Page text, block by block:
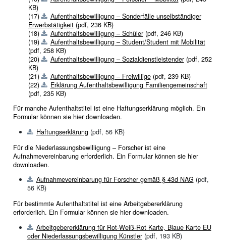
KB)
(17)
Aufenthaltsbewilligung – Sonderfälle unselbständiger
Erwerbstätigkeit(pdf, 236 KB)
(18)
Aufenthaltsbewilligung – Schüler(pdf, 246 KB)
(19)
Aufenthaltsbewilligung – Student/Student mit Mobilität
(pdf, 258 KB)
(20)
Aufenthaltsbewilligung – Sozialdienstleistender(pdf, 252
KB)
(21)
Aufenthaltsbewilligung – Freiwillige(pdf, 239 KB)
(22)
Erklärung Aufenthaltsbewilligung Familiengemeinschaft
(pdf, 235 KB)
Für manche Aufenthaltstitel ist eine Haftungserklärung möglich. Ein
Formular können sie hier downloaden.
Haftungserklärung(pdf, 56 KB)
Für die Niederlassungsbewilligung – Forscher ist eine
Aufnahmevereinbarung erforderlich. Ein Formular können sie hier
downloaden.
Aufnahmevereinbarung für Forscher gemäß § 43d NAG (pdf,
56 KB)
Für bestimmte Aufenthaltstitel ist eine Arbeitgebererklärung
erforderlich. Ein Formular können sie hier downloaden.
Arbeitgebererklärung für Rot-Weiß-Rot Karte, Blaue Karte EU
oder Niederlassungsbewilligung Künstler(pdf, 193 KB)